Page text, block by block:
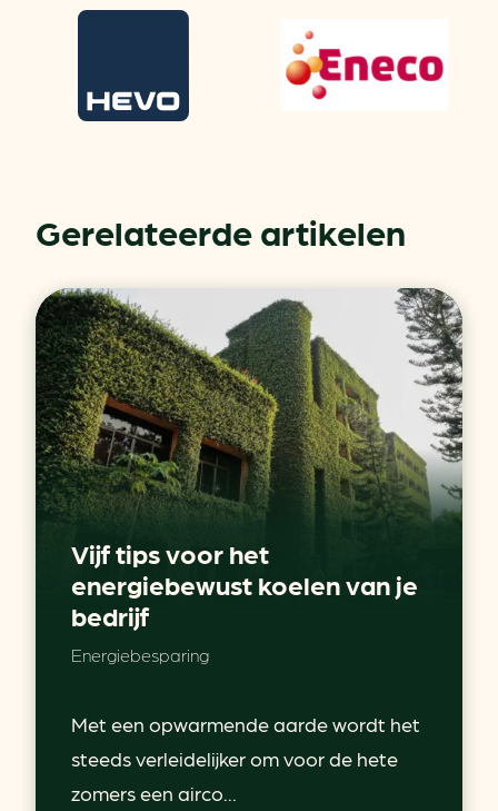
Gerelateerde artikelen
Vijf tips voor het
energiebewust koelen van je
bedrijf
Energiebesparing
Met een opwarmende aarde wordt het
steeds verleidelijker om voor de hete
zomers een airco...